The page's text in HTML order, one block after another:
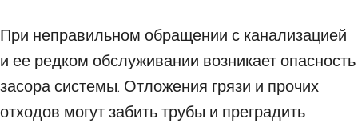
При неправильном обращении с канализацией
и ее редком обслуживании возникает опасность
засора системы. Отложения грязи и прочих
отходов могут забить трубы и преградить